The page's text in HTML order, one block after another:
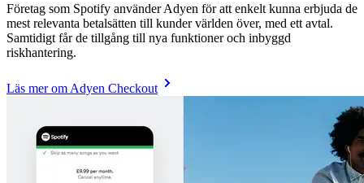
Företag som Spotify använder Adyen för att enkelt kunna erbjuda de
mest relevanta betalsätten till kunder världen över, med ett avtal.
Samtidigt får de tillgång till nya funktioner och inbyggd
riskhantering.
Läs mer om Adyen Checkout